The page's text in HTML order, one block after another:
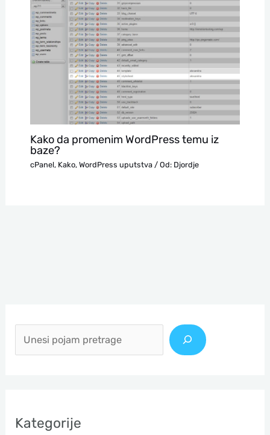
Kako da promenim WordPress temu iz
baze?
cPanel, Kako, WordPress uputstva/ Od: Djordje
е
г
Kategorije